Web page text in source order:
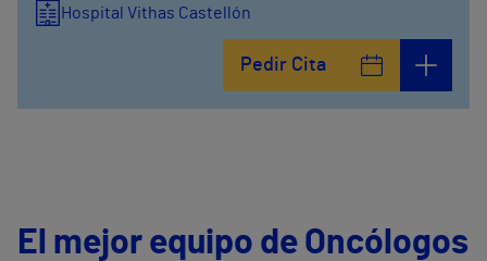
Hospital Vithas Castellón
Pedir Cita
El mejor equipo de Oncólogos